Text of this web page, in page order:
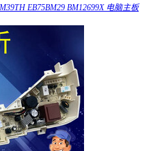
EB75BM29 BM12699X 电脑主板